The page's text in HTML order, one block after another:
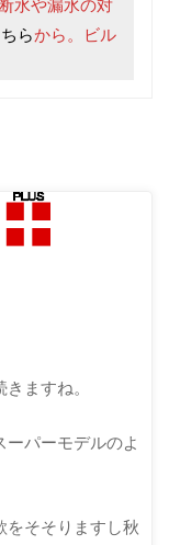
水や漏水の対
らから。ビル
ますね。
パーモデルのよ
をそそりますし秋